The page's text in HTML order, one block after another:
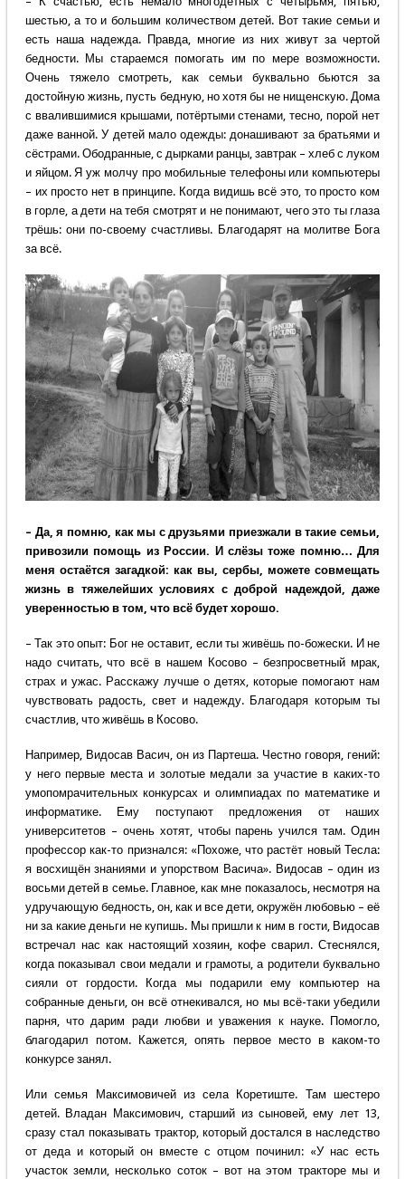
шестью, а то и большим количеством детей. Вот такие семьи и
есть наша надежда. Правда, многие из них живут за чертой
бедности. Мы стараемся помогать им по мере возможности.
Очень тяжело смотреть, как семьи буквально бьются за
достойную жизнь, пусть бедную, но хотя бы не нищенскую. Дома
с ввалившимися крышами, потёртыми стенами, тесно, порой нет
даже ванной. У детей мало одежды: донашивают за братьями и
сёстрами. Ободранные, с дырками ранцы, завтрак – хлеб с луком
и яйцом. Я уж молчу про мобильные телефоны или компьютеры
– их просто нет в принципе. Когда видишь всё это, то просто ком
в горле, а дети на тебя смотрят и не понимают, чего это ты глаза
трёшь: они по-своему счастливы. Благодарят на молитве Бога
за всё.
– Да, я помню, как мы с друзьями приезжали в такие семьи,
привозили помощь из России. И слёзы тоже помню… Для
меня остаётся загадкой: как вы, сербы, можете совмещать
жизнь в тяжелейших условиях с доброй надеждой, даже
уверенностью в том, что всё будет хорошо.
– Так это опыт: Бог не оставит, если ты живёшь по-божески. И не
надо считать, что всё в нашем Косово – безпросветный мрак,
страх и ужас. Расскажу лучше о детях, которые помогают нам
чувствовать радость, свет и надежду. Благодаря которым ты
счастлив, что живёшь в Косово.
Например, Видосав Васич, он из Партеша. Честно говоря, гений:
у него первые места и золотые медали за участие в каких-то
умопомрачительных конкурсах и олимпиадах по математике и
информатике. Ему поступают предложения от наших
университетов – очень хотят, чтобы парень учился там. Один
профессор как-то признался: «Похоже, что растёт новый Тесла:
я восхищён знаниями и упорством Васича». Видосав – один из
восьми детей в семье. Главное, как мне показалось, несмотря на
удручающую бедность, он, как и все дети, окружён любовью – её
ни за какие деньги не купишь. Мы пришли к ним в гости, Видосав
встречал нас как настоящий хозяин, кофе сварил. Стеснялся,
когда показывал свои медали и грамоты, а родители буквально
сияли от гордости. Когда мы подарили ему компьютер на
собранные деньги, он всё отнекивался, но мы всё-таки убедили
парня, что дарим ради любви и уважения к науке. Помогло,
благодарил потом. Кажется, опять первое место в каком-то
конкурсе занял.
Или семья Максимовичей из села Коретиште. Там шестеро
детей. Владан Максимович, старший из сыновей, ему лет 13,
сразу стал показывать трактор, который достался в наследство
от деда и который он вместе с отцом починил: «У нас есть
участок земли, несколько соток – вот на этом тракторе мы и